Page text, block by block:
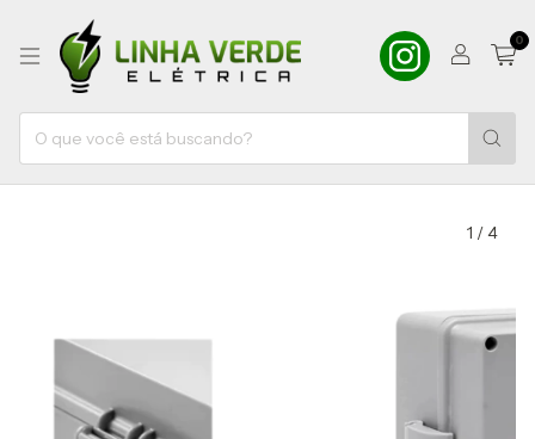
0
1 /4